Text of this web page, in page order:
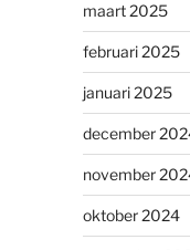
maart 2025
februari 2025
januari 2025
december
november
oktober 2024